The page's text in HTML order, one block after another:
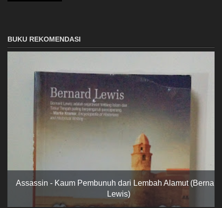
BUKU REKOMENDASI
Assassin - Kaum Pembunuh dari Lembah Alamut (Bernard
Lewis)